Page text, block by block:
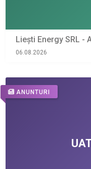
Liești Energy SRL -
06.08.2026
ANUNTURI